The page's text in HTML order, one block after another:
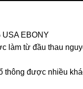
EBONY
làm từ đầu thau
thông được nhiều